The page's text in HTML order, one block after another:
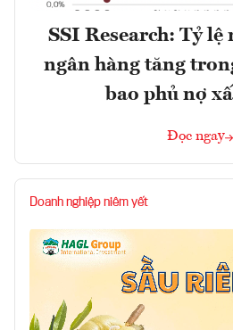
SSI Research: Tỷ lệ
ngân hàng tăng
bao phủ nợ
Đọc ngay
Doanh nghiệp niêm yết